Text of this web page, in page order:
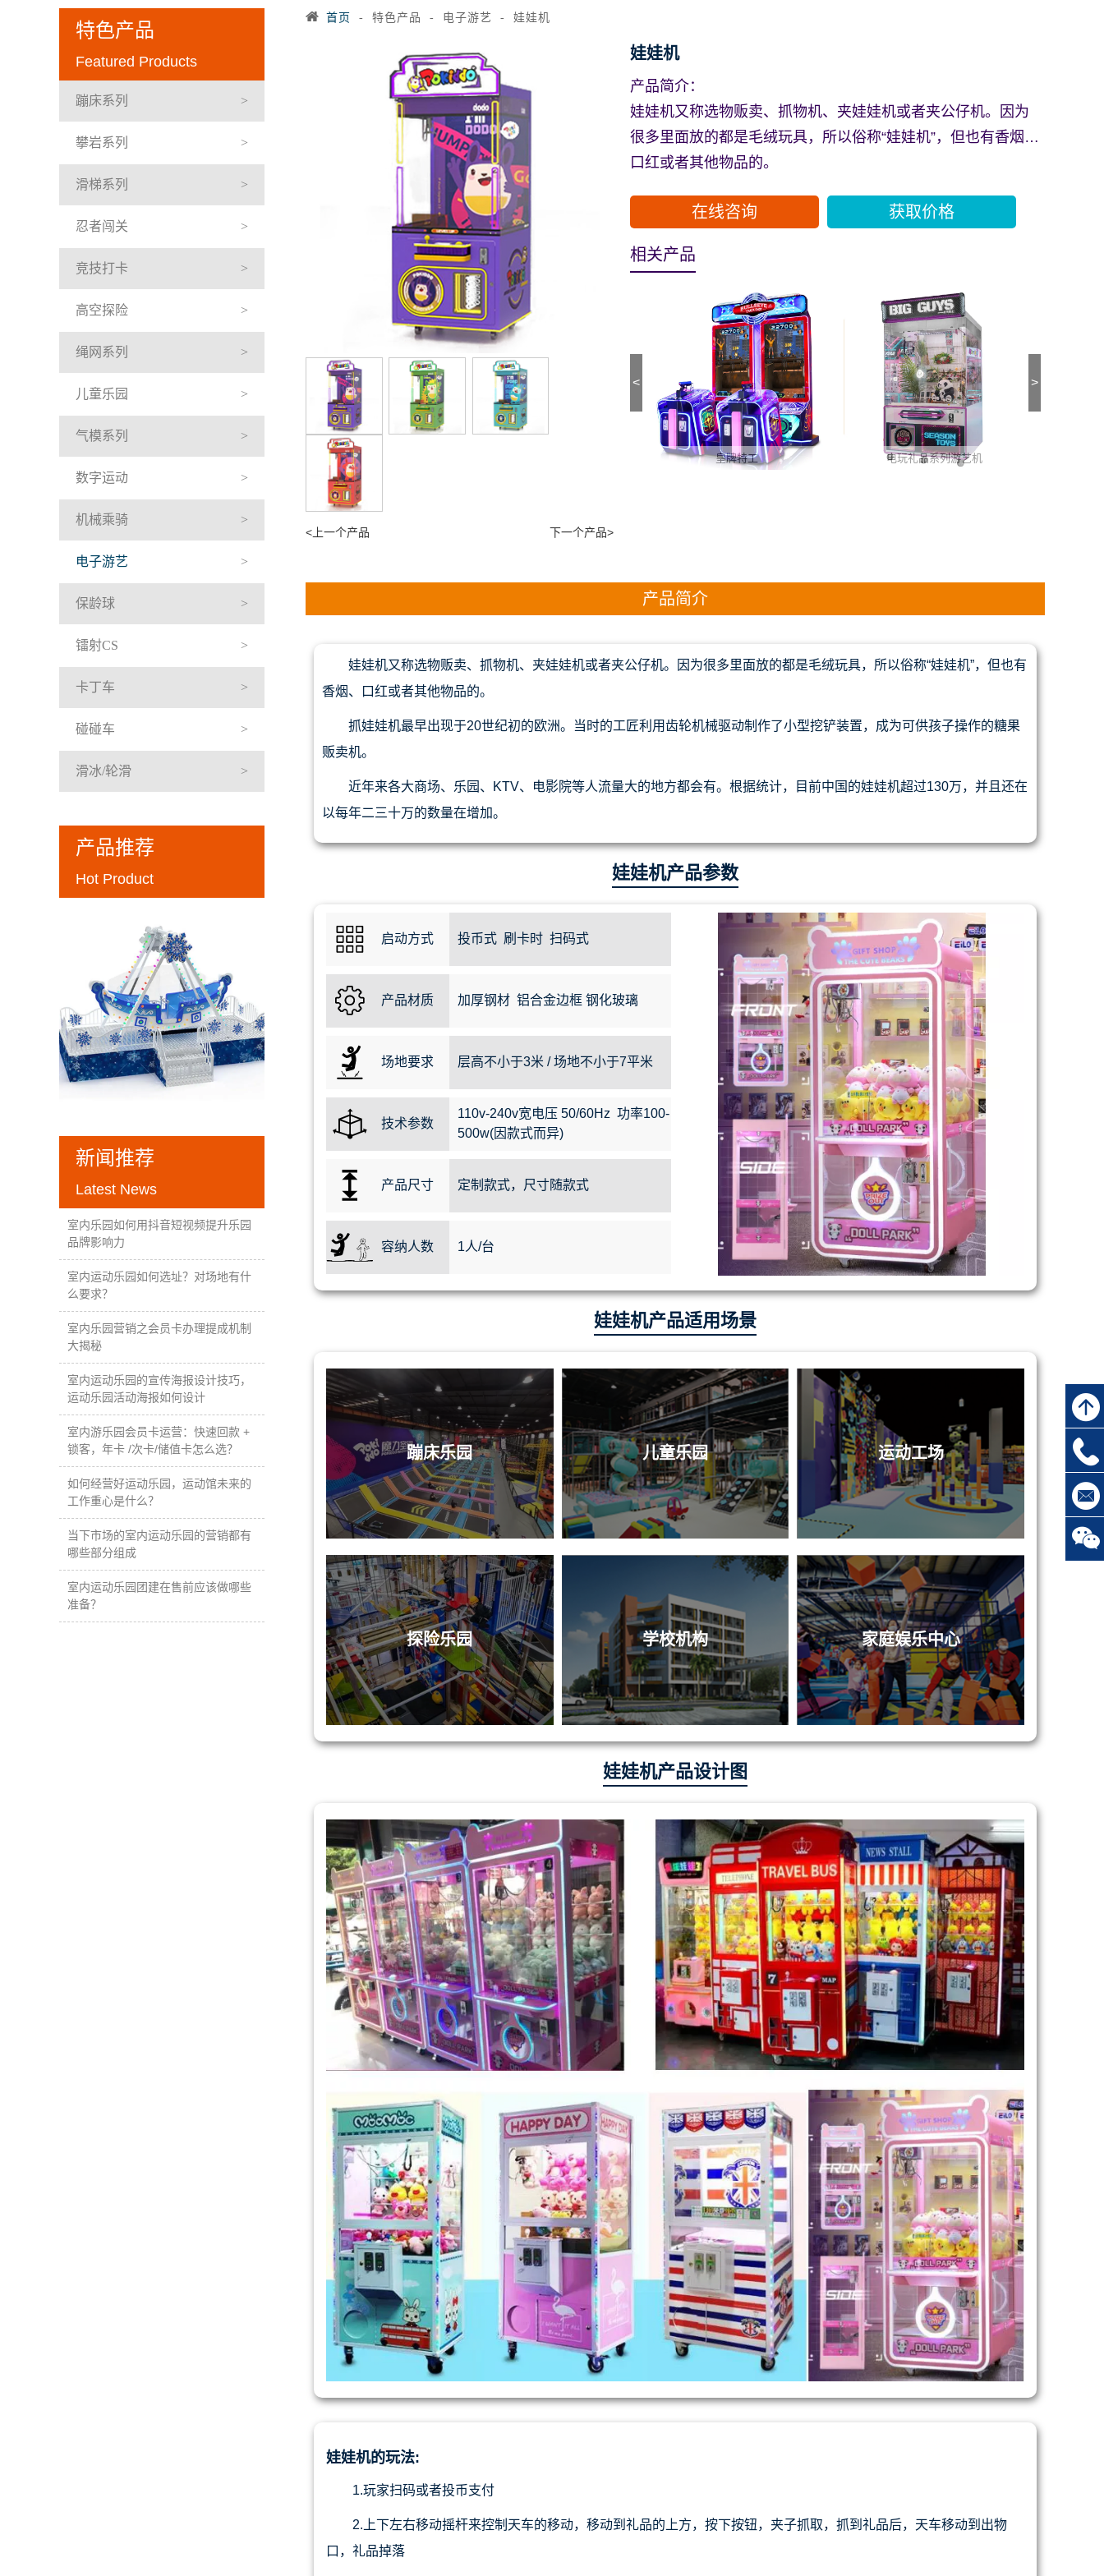
特色产品
Featured Products
蹦床系列
攀岩系列
滑梯系列
忍者闯关
竞技打卡
高空探险
绳网系列
儿童乐园
气模系列
数字运动
机械乘骑
电子游艺
保龄球
镭射CS
卡丁车
碰碰车
滑冰/轮滑
产品推荐
Hot Product
新闻推荐
Latest News
室内乐园如何用抖音短视频提升乐园
品牌影响力
室内运动乐园如何选址？对场地有什
么要求？
室内乐园营销之会员卡办理提成机制
大揭秘
室内运动乐园的宣传海报设计技巧，
运动乐园活动海报如何设计
室内游乐园会员卡运营：快速回款 +
锁客，年卡 /次卡/储值卡怎么选？
如何经营好运动乐园，运动馆未来的
工作重心是什么？
当下市场的室内运动乐园的营销都有
哪些部分组成
室内运动乐园团建在售前应该做哪些
准备？
首页 特色产品 电子游艺 娃娃机
<上一个产品 下一个产品>
娃娃机
产品简介：
娃娃机又称选物贩卖、抓物机、夹娃娃机或者夹公仔机。因为
很多里面放的都是毛绒玩具，所以俗称“娃娃机”，但也有香烟、
口红或者其他物品的。
在线咨询 获取价格
相关产品
胜利摩托VR 电玩礼品系列游艺机 VR游戏电玩
< >
产品简介
娃娃机又称选物贩卖、抓物机、夹娃娃机或者夹公仔机。因为很多里面放的都是毛绒玩具，所以俗称“娃娃机”，但也有
香烟、口红或者其他物品的。
抓娃娃机最早出现于20世纪初的欧洲。当时的工匠利用齿轮机械驱动制作了小型挖铲装置，成为可供孩子操作的糖果
贩卖机。
近年来各大商场、乐园、KTV、电影院等人流量大的地方都会有。根据统计，目前中国的娃娃机超过130万，并且还在
以每年二三十万的数量在增加。
娃娃机产品参数
启动方式 投币式 刷卡时 扫码式
产品材质 加厚钢材 铝合金边框 钢化玻璃
场地要求 层高不小于3米 / 场地不小于7平米
技术参数
110v-240v宽电压 50/60Hz 功率100-
500w(因款式而异)
产品尺寸 定制款式，尺寸随款式
容纳人数 1人/台
娃娃机产品适用场景
蹦床乐园 儿童乐园 运动工场
探险乐园 学校机构 家庭娱乐中心
娃娃机产品设计图
娃娃机的玩法:
1.玩家扫码或者投币支付
2.上下左右移动摇杆来控制天车的移动，移动到礼品的上方，按下按钮，夹子抓取，抓到礼品后，天车移动到出物
口，礼品掉落